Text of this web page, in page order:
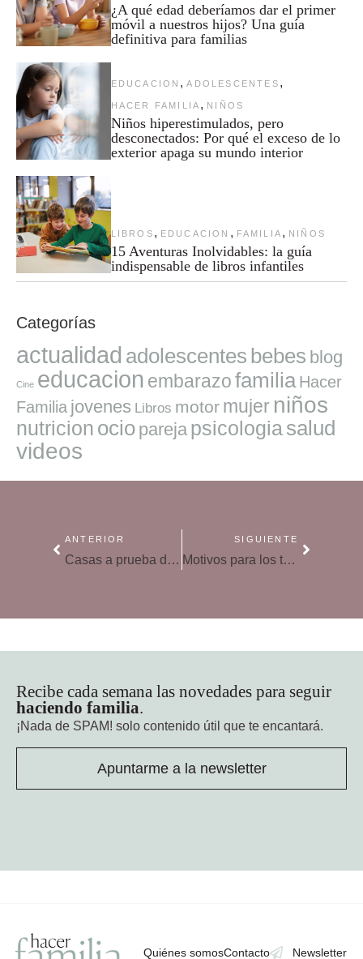
¿A qué edad deberíamos dar el primer
móvil a nuestros hijos? Una guía
definitiva para familias
EDUCACION , ADOLESCENTES ,
HACER FAMILIA , NIÑOS
Niños hiperestimulados, pero
desconectados: Por qué el exceso de lo
exterior apaga su mundo interior
LIBROS , EDUCACION , FAMILIA , NIÑOS
15 Aventuras Inolvidables: la guía
indispensable de libros infantiles
Categorías
actualidad adolescentes bebes blog
Cine educacion embarazofamilia Hacer
Familia jovenes Libros motor mujer niños
nutricion ocio pareja psicologiasalud
videos
ANTERIOR
Casas a prueba de niños: consejos para evitar accidentes domésticos
SIGUIENTE
Motivos para los terribles celos de los niños
Recibe cada semana las novedades para seguir
haciendo familia.
¡Nada de SPAM! solo contenido útil que te encantará.
Apuntarme a la newsletter
Quiénes somosContacto Newsletter